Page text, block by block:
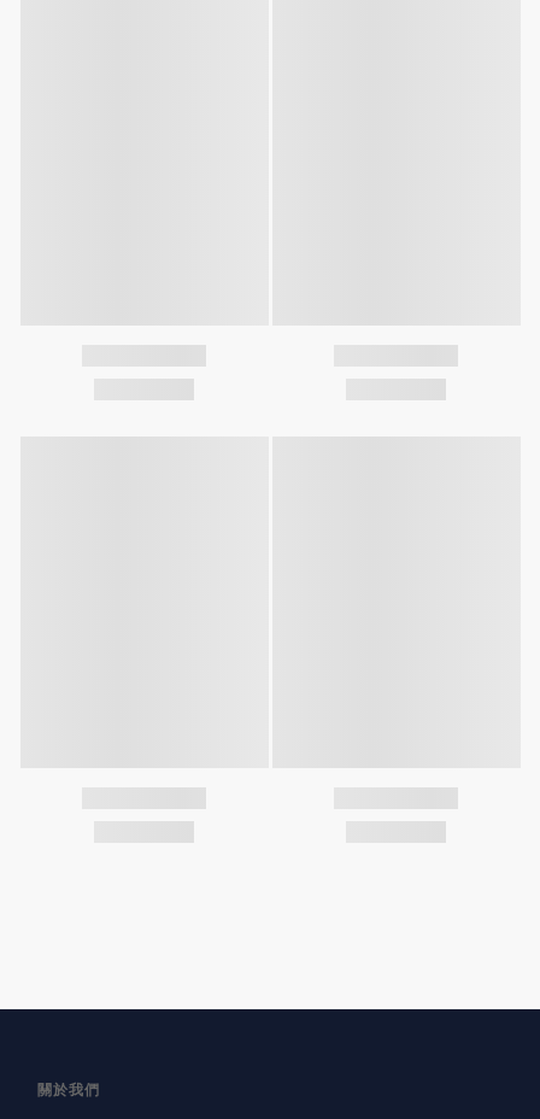
關於我們